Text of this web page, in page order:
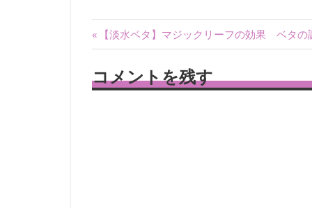
投
稿
ナ
前
の
記
事:
【淡水ベタ】マジックリーフの効果 ベタの
コメントを残す